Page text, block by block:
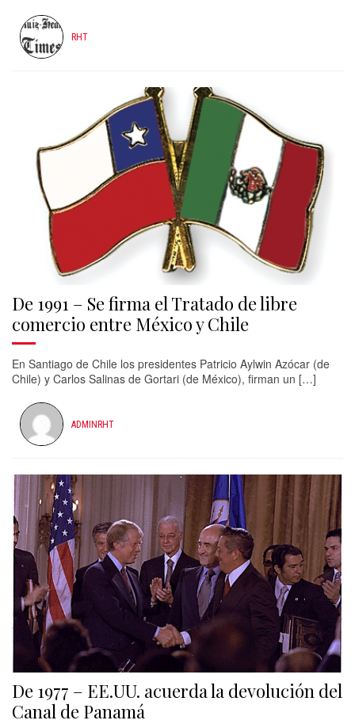
RHT
De 1991 – Se firma el Tratado de libre
comercio entre México y Chile
En Santiago de Chile los presidentes Patricio Aylwin Azócar (de
Chile) y Carlos Salinas de Gortari (de México), firman un […]
ADMINRHT
De 1977 – EE.UU. acuerda la devolución del
Canal de Panamá